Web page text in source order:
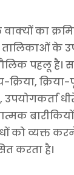
का
तालिकाओं के
पहलू है।
क्रिया,
को व्यक्त
करता है।